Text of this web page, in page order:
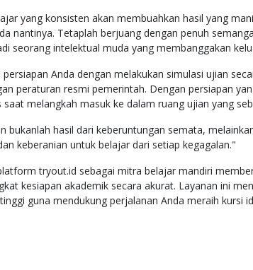
yang konsisten akan membuahkan hasil yang
nantinya. Tetaplah berjuang dengan penuh
seorang intelektual muda yang membanggakan
persiapan Anda dengan melakukan simulasi ujian
peraturan resmi pemerintah. Dengan persiapan
melangkah masuk ke dalam ruang ujian yang
bukanlah hasil dari keberuntungan semata,
keberanian untuk belajar dari setiap kegagalan."
tryout.id sebagai mitra belajar mandiri
kesiapan akademik secara akurat. Layanan ini
guna mendukung perjalanan Anda meraih kursi